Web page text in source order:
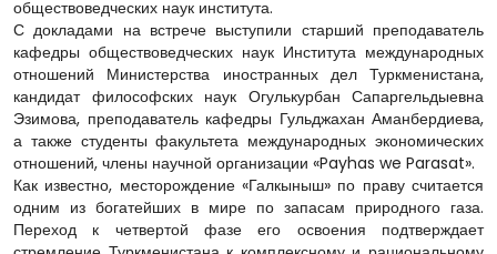
обществоведческих наук института.
С докладами на встрече выступили старший преподаватель
кафедры обществоведческих наук Института международных
отношений Министерства иностранных дел Туркменистана,
кандидат философских наук Огулькурбан Сапаргельдыевна
Эзимова, преподаватель кафедры Гульджахан Аманбердиева,
а также студенты факультета международных экономических
отношений, члены научной организации «Payhas we Parasat».
Как известно, месторождение «Галкыныш» по праву считается
одним из богатейших в мире по запасам природного газа.
Переход к четвертой фазе его освоения подтверждает